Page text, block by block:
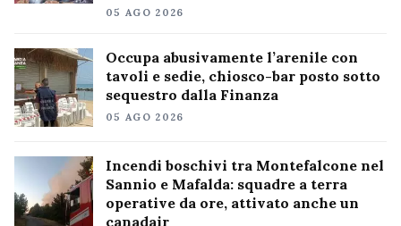
05 AGO 2026
Occupa abusivamente l’arenile con
tavoli e sedie, chiosco-bar posto sotto
sequestro dalla Finanza
05 AGO 2026
Incendi boschivi tra Montefalcone nel
Sannio e Mafalda: squadre a terra
operative da ore, attivato anche un
canadair